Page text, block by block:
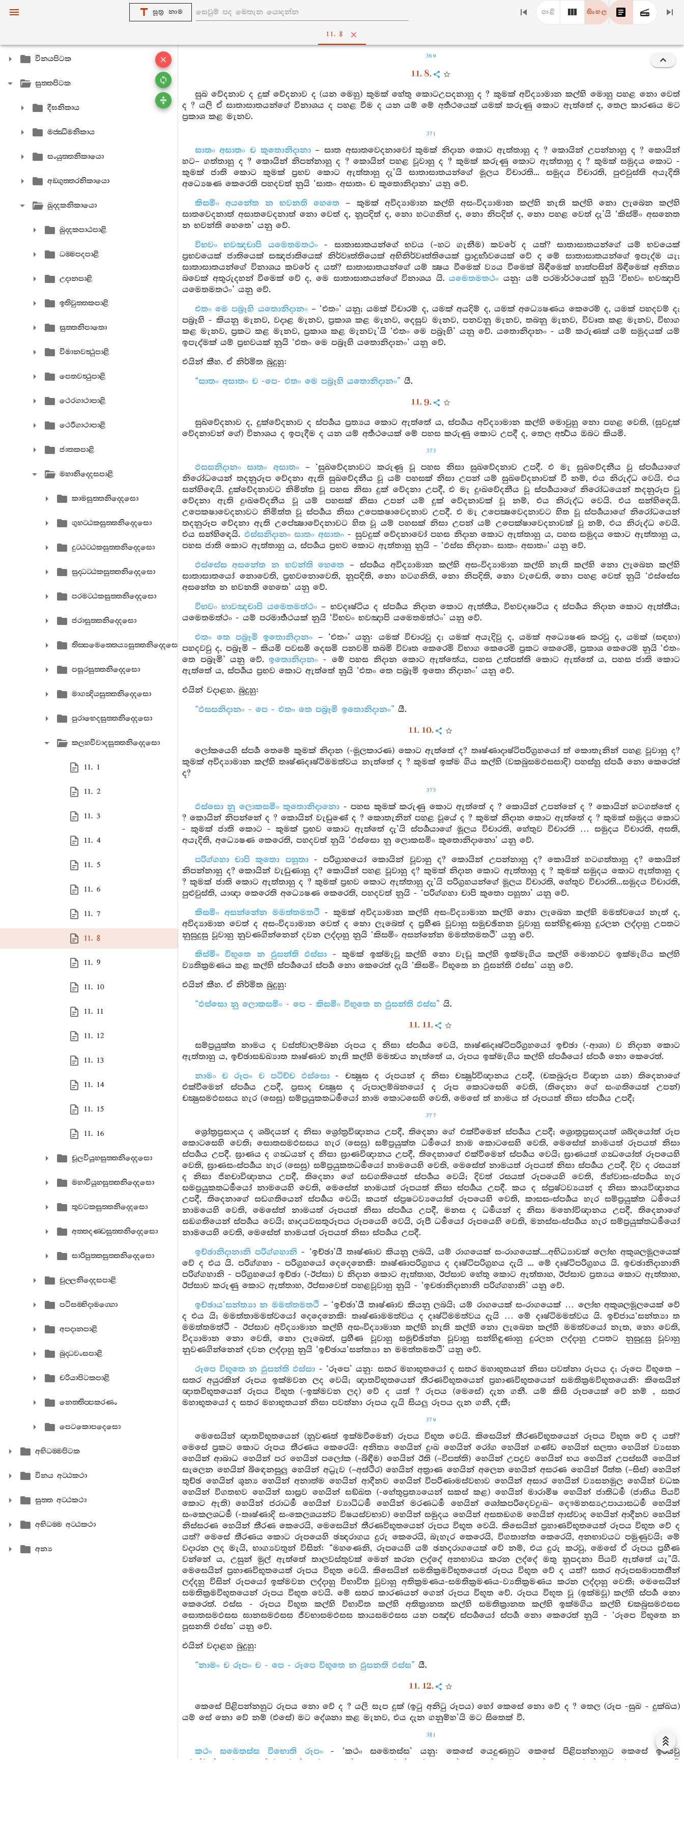
සූත්‍ර නාම පාළි සිංහල
11. 8
විනයපිටක
සුත‍්තපිටක
දීඝනිකාය
මජ‍්ඣිමනිකාය
සංයුත‍්තනිකායො
අඞ‍්ගුත‍්තරනිකායො
ඛුද‍්දකනිකායො
ඛුද‍්දකපාඨපාළි
ධම‍්මපදපාළි
උදානපාළි
ඉතිවුත‍්තකපාළි
සුත‍්තනිපාතො
විමානවත්‍ථුපාළි
පෙතවත්‍ථුපාළි
ථෙරගාථාපාළි
ථෙරීගාථාපාළි
ජාතකපාළි
මහානිද‍්දෙසපාළි
කාමසුත‍්තනිද‍්දෙසො
ගුහට‍්ඨකසුත‍්තනිද‍්දෙසො
දුට‍්ඨට‍්ඨකසුත‍්තනිද‍්දෙසො
සුද‍්ධට‍්ඨකසුත‍්තනිද‍්දෙසො
පරමට‍්ඨකසුත‍්තනිද‍්දෙසො
ජරාසුත‍්තනිද‍්දෙසො
තිස‍්සමෙත‍්තෙය්‍යසුත‍්තනිද‍්දෙසො
පසූරසුත‍්තනිද‍්දෙසො
මාගන්‍දියසුත‍්තනිද‍්දෙසො
පුරාභෙදසුත‍්තනිද‍්දෙසො
කලහවිවාදසුත‍්තනිද‍්දෙසො
11. 1
11. 2
11. 3
11. 4
11. 5
11. 6
11. 7
11. 8
11. 9
11. 10
11. 11
11. 12
11. 13
11. 14
11. 15
11. 16
චූලවියූහසුත‍්තනිද‍්දෙසො
මහාවියූහසුත‍්තනිද‍්දෙසො
තුවටකසුත‍්තනිද‍්දෙසො
අත‍්තදණ‍්ඩසුත‍්තනිද‍්දෙසො
සාරිපුත‍්තසුත‍්තනිද‍්දෙසො
චුල‍්ලනිද‍්දෙසපාළි
පටිසම‍්භිදාමග‍්ගො
අපදානපාළි
බුද‍්ධවංසපාළි
චරියාපිටකපාළි
නෙත‍්තිප‍්පකරණං
පෙටකොපදෙසො
අභිධම‍්මපිටක
විනය අට‍්ඨකථා
සුත‍්ත අට‍්ඨකථා
අභිධම‍්ම අට‍්ඨකථා
අන්‍ය
369
11. 8.
සුඛ වේදනාව ද දුක් වේදනාව ද (යන මෙහු) කුමක් හේතු කොටඋපදනාහු ද ? කුමක් අවිද්‍යාමාන කල්හි මොහු පහළ නො වෙත්
ද ? යලි ඒ සාතාසාතයන්ගේ විනාශය ද පහළ වීම ද යන යම් මේ අර්‍තථයෙක් යමක් කරුණු කොට ඇත්තේ ද, තෙල කාරණය මට
ප්‍රකාශ කළ මැනව.
371
සාතං අසාතං ච කුතොනිදානා– සාත අසාතවෙදනාවෝ කුමක් නිදාන කොට ඇත්තාහු ද ? කොයින් උපන්නාහු ද ? කොයින්
හට– ගත්තාහු ද ? කොයින් නිපන්නාහු ද ? කොයින් පහළ වූවාහු ද ? කුමක් කරුණු කොට ඇත්තාහු ද ? කුමක් සමුදය කොට -
කුමක් ජාති කොට කුමක් ප්‍රභව කොට ඇත්තාහු දැ’යි සාතාසාතයන්ගේ මූලය විචාරති... සමුදය විචාරති, පුළුවුස්ති අයැදිති
අධ්‍යෙෂණ කෙරෙති පහදවත් නුයි ‘සාතං අසාතං ච කුතොනිදානා’ යනු වේ.
කිසමිං අයනේත න භවනති හෙතෙ – කුමක් අවිද්‍යාමාන කල්හි අසංවිද්‍යාමාන කල්හි නැති කල්හි නො ලැබෙන කල්හි
සාතවෙදනාත් අසාතවෙදනාත් නො වෙත් ද, නූපදිත් ද, නො හටගනිත් ද, නො නිපදිත් ද, නො පහළ වෙත් දැ’යි ‘කිස්මිං අසනෙත
න භවන්ති හෙතෙ’ යනු වේ.
විභවං භවඤචාපි යමෙතමතථං- සාතාසාතයන්ගේ භවය (–හට ගැනීම) කවරේ ද යත්? සාතාසාතයන්ගේ යම් භවයෙක්
ප්‍රභවයෙක් ජාතියෙක් සඤජාතියෙක් නිර්වෘත්තියෙක් අභිනිර්වෘත්තියෙක් ප්‍රාදුර්‍භාවයෙක් වේ ද මේ සාතාසාතයන්ගේ ඉපැද්ම යැ;
සාතාසාතයන්ගේ විනාශය කවරේ ද යත්? සාතාසාතයන්ගේ යම් ක්‍ෂය වීමෙක් ව්‍යය වීමෙක් බිඳීමෙක් හාත්පසින් බිඳීමෙක් අනිත්‍ය
බවෙක් අතුරුදහන් වීමෙක් වේ ද, මෙ සාතාසාතයන්ගේ විනාශය යි.යමෙතමතථං යනු: යම් පරමාර්ථයෙක් නුයි ‘විභවං භවඤාපි
යමෙතමතථං’ යනු වේ.
එතං මෙ පබ්‍රෑහි යතොනිදානං– ‘එතං’ යනු; යමක් විචාරම් ද, යමක් අයදිම් ද, යමක් අධ්‍යෙෂණය කෙරෙම් ද, යමක් පහදවම් ද;
පබ්‍රෑහි - කියනු මැනව, වදාළ මැනව, ප්‍රකාශ කළ මැනව, දෙසුව මැනව, පනවනු මැනව, තබනු මැනව, විවෘත කළ මැනව, විභාග
කළ මැනව, ප්‍රකට කළ මැනව, ප්‍රකාශ කළ මැනවැ’යි ‘එතං මෙ පබ්‍රෑහි’ යනු වේ. යතොනිදානං - යම් කරුණක් යම් සමුදයක් යම්
ඉපැද්මක් යම් ප්‍රභවයක් නුයි ‘එතං මෙ පබ්‍රෑහි යතොනිදානං’ යනු වේ.
එයින් කීහ. ඒ නිර්මිත බුදුහු:
“සාතං අසාතං ච -පෙ- එතං මෙ පබ්‍රෑහි යතොනිදානං” යී.
11. 9.
සුඛවේදනාව ද, දුක්වේදනාව ද ස්පර්‍ශය ප්‍රත්‍යය කොට ඇත්තේ ය, ස්පර්‍ශය අවිද්‍යාමාන කල්හි මොවුහු නො පහළ වෙති, (සුවදුක්
වේදනාවන් ගේ) විනාශය ද ඉපැදීම ද යන යම් අර්‍තථයෙක් මේ පහස කරුණු කොට උපදී ද, තෙල අර්‍ත්‍ථය ඔබට කියමි.
373
ඵසසනිදානං සාතං අසාතං – ‘සුඛවේදනාවට කරුණු වූ පහස නිසා සුඛවේදනාව උපදී. එ මැ සුඛවේදනීය වූ ස්පර්‍ශයාගේ
නිරෝධයෙන් තදනුරූප වේදනා ඇති සුඛවේදනීය වූ යම් පහසක් නිසා උපන් යම් සුඛවේදනාවක් වී නම්, එය නිරුද්ධ වෙයි. එය
සන්හිඳෙයි. දුක්වේදනාවට නිමිත්ත වූ පහස නිසා දුක් වේදනා උපදී, එ මැ දුඃඛවේදනීය වූ ස්පර්‍ශයාගේ නිරෝධයෙන් තදනුරූප වූ
වේදනා ඇති දුඃඛවේදනීය වූ යම් පහසක් නිසා උපන් යම් දුක් වේදනාවක් වූ නම්, එය නිරුද්ධ වෙයි. එය සන්හිඳෙයි.
උපෙකෂාවෙදනාවට නිමිත්ත වූ ස්පර්‍ශය නිසා උපෙකෂාවෙදනාව උපදී. එ මැ උපෙක්‍ෂවෙදනාවට හිත වූ ස්පර්‍ශයාගේ නිරෝධයෙන්
තදනුරූප වේදනා ඇති උපේක්‍ෂාවේදනාවට හිත වූ යම් පහසක් නිසා උපන් යම් උපෙක්ෂාවෙදනාවක් වූ නම්, එය නිරුද්ධ වෙයි.
එය සන්හිඳෙයි. ඵස්සනිදානං සාතං අසාතං - සුවදුක් වේදනාවෝ පහස නිදාන කොට ඇත්තාහු ය, පහස සමුදය කොට ඇත්තාහු ය,
පහස ජාති කොට ඇත්තාහු ය, ස්පර්‍ශය ප්‍රභව කොට ඇත්තාහු නුයි – ‘ඵස්ස නිදානං සාතං අසාතං’ යනු වේ.
ඵස්සේස අසනේත න භවන්ති හෙතෙ – ස්පර්‍ශය අවිද්‍යාමාන කල්හි අසංවිද්‍යාමාන කල්හි නැති කල්හි නො ලැබෙන කල්හි
සාතාසාතයෝ නොවෙති, ප්‍රභවනොවෙති, නූපදිති, නො හටගනිති, නො නිපදිති, නො වැඩෙති, නො පහළ වෙත් නුයි ‘ඵස්සේස
අසනේත න භවනති හෙතෙ’ යනු වේ.
විභවං භාවඤචාපි යමෙතමත්ථං– භවදෘෂ්ටිය ද ස්පර්‍ශය නිදාන කොට ඇත්තීය, විභවදෘෂටිය ද ස්පර්‍ශය නිදාන කොට ඇත්තීය;
යමෙතමත්ථං - යම් පරමාර්‍තථයක් නුයි ‘විභවං භවඤාපි යමෙතමත්ථං’ යනු වේ.
එතං තෙ පබ්‍රෑමි ඉතොනිදානං – ‘එතං’ යනු: යමක් විචාරවු ද; යමක් අයැදිවු ද, යමක් අධ්‍යෙෂණ කරවු ද, යමක් (සඳහා)
පහදවවු ද, පබ්‍රෑමි – කියමි පවසමි දෙසමි පනවමි තබමි විවෘත කෙරෙමි විභාග කෙරෙමි ප්‍රකට කෙරෙමි, ප්‍රකාශ කෙරෙම් නුයි ‘එතං
තෙ පබ්‍රෑමි’ යනු වේ.ඉතොනිදානං - මේ පහස නිදාන කොට ඇත්තේය, පහස උත්පත්ති කොට ඇත්තේ ය, පහස ජාති කොට
ඇත්තේ ය, ස්පර්‍ශය ප්‍රභව කොට ඇත්තේ නුයි ‘එතං තෙ පබ්‍රෑමි ඉතො නිදානං’ යනු වේ.
එයින් වදාළහ. බුදුහු:
“ඵසසනිදානං - පෙ - එතං තෙ පබ්‍රෑමි ඉතොනිදානං” යී.
11. 10.
ලෝකයෙහි ස්පර්‍ශ තෙමේ කුමක් නිදාන (-මූලකාරණ) කොට ඇත්තේ ද? තෘෂ්ණාදාෂ්ටිපරිග්‍රහයෝ ත් කොතැනින් පහළ වූවාහු ද?
කුමක් අවිද්‍යාමාන කල්හි තෘෂ්ණදෘෂ්ටිමමත්වය නැත්තේ ද ? කුමක් ඉක්ම ගිය කල්හි (වකබුසමඵසසාදි) පහස්හු ස්පර්‍ශ නො කෙරෙත්
ද?
375
ඵස්සො නු ලොකසමිං කුතොනිදානො - පහස කුමක් කරුණු කොට ඇත්තේ ද ? කොයින් උපන්නේ ද ? කොයින් හටගත්තේ ද
? කොයින් නිපන්නේ ද ? කොයින් වැඩුණේ ද ? කොතැනින් පහළ වූයේ ද ? කුමක් නිදාන කොට ඇත්තේ ද ? කුමක් සමුදය කොට
- කුමක් ජාති කොට - කුමක් ප්‍රභව කොට ඇත්තේ දැ’යි ස්පර්‍ශයාගේ මූලය විචාරති, හේතුව විචාරති … සමුදය විචාරති, අසති,
අයැදිති, අධ්‍යෙෂණ කෙරෙති, පහදවත් නුයි ‘ඵස්සො නු ලොකසමිං කුතොනිදානො’ යනු වේ.
පරිග්ගහා චාපි කුතො පහූතා- පරිග්‍රාහයෝ කොයින් වූවාහු ද? කොයින් උපන්නාහු ද? කොයින් හටගත්තාහු ද? කොයින්
නිපන්නාහු ද? කොයින් වැඩුණාහු ද? කොයින් පහළ වූවාහු ද? කුමක් නිදාන කොට ඇත්තාහු ද ? කුමක් සමුදය කොට ඇත්තාහු ද
? කුමක් ජාති කොට ඇත්තාහු ද ? කුමක් ප්‍රභව කොට ඇත්තාහු දැ’යි පරිග්‍රහයන්ගේ මූලය විචාරති, හේතුව විචාරති...සමුදය විචාරති,
පුළුවුස්ති, යාඥා කෙරෙති අධ්‍යෙෂණ කෙරෙති, පහදවත් නුයි - ‘පරිග්ගහා චාපි කුතො පහූතා’ යනු වේ.
කිසමිං අසන්නේන මමත්තමතථි- කුමක් අවිද්‍යාමාන කල්හි අසංවිද්‍යාමාන කල්හි නො ලැබෙන කල්හි මමත්වයෝ නැත් ද,
අවිද්‍යාමාන වෙත් ද අසංවිද්‍යාමාන වෙත් ද නො ලැබෙත් ද ප්‍රහීණ වූවාහු සමුචඡිනන වූවාහු සන්හිඳුණාහු දුරලන ලද්දාහු උපතට
නුසුදුසු වූවාහු නුවණගින්නෙන් දවන ලද්දාහු නුයි ‘කිසමිං අසන්නේන මමත්තමතථි’ යනු වේ.
කිස්මිං විභුතෙ න ඵුසන්ති ඵස්සා - කුමක් ඉක්මැවූ කල්හි නො වැඩූ කල්හි ඉක්මැගිය කල්හි මොනවට ඉක්මැගිය කල්හි
ව්‍යතික්‍රමණය කළ කල්හි ස්පර්‍ශයෝ ස්පර්‍ශ නො කෙරෙත් දැයි ‘කිසමිං විභූතෙ න ඵුසන්ති ඵස්ස’ යනු වේ.
එයින් කීහ. ඒ නිර්මිත බුදුහු:
“ඵස්සො නු ලොකසමිං - පෙ - කිසමිං විභුතෙ න ඵුසන්ති ඵස්ස” යි.
11. 11.
සම්ප්‍රයුක්ත නාමය ද වස්ත්වාලම්බන රූපය ද නිසා ස්පර්‍ශය වෙයි, තෘෂ්ණදෘෂ්ටිපරිග්‍රහයෝ ඉච්ඡා (-ආශා) ව නිදාන කොට
ඇත්තාහු ය, ඉච්ඡාසඞඛ්‍යාත තෘෂ්ණාව නැති කල්හි මමත්‍වය නැත්තේ ය, රූපය ඉක්මැගිය කල්හි ස්පර්‍ශයෝ ස්පර්‍ශ නො කෙරෙත්.
නාමං ච රූපං ච පටිච්ච ඵස්සො- චක්‍ෂුස ද රූපයන් ද නිසා චක්‍ෂුර්විඥානය උපදී, (චකබුරූප විඥාන යන) තිදෙනාගේ
එක්වීමෙන් ස්පර්‍ශය උපදී, ප්‍රසාද චක්‍ෂුස ද රූපාලම්බනයෝ ද රූප කොටසෙහි වෙති, (තිදෙනා ගේ සංගතියෙත් උපන්)
චක්‍ෂුසමඵසසය හැර (සෙසු) සම්ප්‍රයුකතධර්‍මයෝ නාම කොටසෙහි වෙති, මෙසේ ත් නාමය ත් රූපයත් නිසා ස්පර්‍ශය උපදී;
377
ශ්‍රෝත්‍රප්‍රසාදය ද ශබ්දයන් ද නිසා ශ්‍රෝත්‍රවිඥානය උපදී, තිදෙනා ගේ එක්වීමෙන් ස්පර්‍ශය උපදී; ශ්‍රොත්‍රප්‍රසාදයත් ශබ්දයෝත් රූප
කොටසෙහි වෙති; සොතසමඵසසය හැර (සෙසු) සම්ප්‍රයුක්ත ධර්‍මයෝ නාම කොටසෙහි වෙති, මෙසේත් නාමයත් රූපයත් නිසා
ස්පර්‍ශය උපදී. ඝ්‍රාණය ද ගන්‍ධයන් ද නිසා ඝ්‍රාණවිඥානය උපදී, තිදෙනාගේ එක්වීමෙන් ස්පර්‍ශය වෙයි; ඝ්‍රාණයත් ගන්‍ධයෝත් රූපයෙහි
වෙති, ඝ්‍රාණසංස්පර්‍ශය හැර (සෙසු) සම්ප්‍රයුකතධර්‍මයෝ නාමයෙහි වෙති, මෙසේත් නාමයත් රූපයත් නිසා ස්පර්‍ශය උපදී. දිව ද රසයන්
ද නිසා ජිහචාවිඥානය උපදී, තිදෙනා ගේ සඩගතියෙත් ස්පර්‍ශය වෙයි; දිවත් රසයත් රූපයෙහි වෙති, ජිහ්වාසංස්පර්‍ශය හැර
සමප්‍රයුකතධර්‍මයෝ නාමයෙහි වෙති, මෙසේත් නාමයත් රූපයත් නිසා ස්පර්‍ශය උපදී. කය ද ස්ප්‍රෂ්ටව්‍යයන් ද නිසා කායවිඥානය
උපදී, තිදෙනාගේ සඩගතියෙන් ස්පර්‍ශය වෙයි; කයත් ස්ප්‍රෂටව්‍යයෝත් රූපයෙහි වෙති, කාසසංස්පර්‍ශය හැර සම්ප්‍රයුක්ත ධර්‍මයෝ
නාමයෙහි වෙති, මෙසේත් නාමයත් රූපයත් නිසා ස්පර්‍ශය උපදී, මනස ද ධර්‍මයන් ද නිසා මනෝවිඥානය උපදී, තිදෙනාගේ
සඞගතියෙන් ස්පර්‍ශය වෙයි; හෘදයවසතුරූපය රූපයෙහි වෙයි, රූපී ධර්‍මයෝ රූපයෙහි වෙති, මනස්සංස්පර්‍ශය හැර සම්ප්‍රයුක්තධර්‍මයෝ
නාමයෙහි වෙති, මෙසේත් නාමයත් රූපයත් නිසා ස්පර්‍ශය උපදී.
ඉච්ඡානිදානානි පරිග්ගහානි - ‘ඉච්ඡා’යී තෘෂ්ණාව කියනු ලබයි, යම් රාගයෙක් සංරාගයෙක්....අභිධ්‍යාවක් ලෝභ අකුශලමූලයෙක්
වේ ද එය යි. පරිග්ගහා - පරිග්‍රහයෝ දෙදෙනෙකි: තෘෂ්ණාපරිග්‍රහය ද දෘෂ්ටිපරිග්‍රහය දැයි ... මේ දෘෂ්ටිපරිග්‍රහය යි. ඉචඡානිදානානි
පරිග්ගහානි - පරිග්‍රහයෝ ඉච්ඡා (-ඊප්සා) ව නිදාන කොට ඇත්තාහ, ඊප්සාව හේතු කොට ඇත්තාහ, ඊප්සාව ප්‍රත්‍යය කොට ඇත්තාහ,
ඊප්සාව කරුණු කොට ඇත්තාහ, ඊප්සාවෙත් පහළවූවාහු නුයි - ‘ඉචඡානිදානානි පරිග්ගහානි’ යනු වේ.
ඉච්ඡාය‘සන්ත්‍යා න මමත්තමතථි– ‘ඉච්ඡා’යී තෘෂ්ණාව කියනු ලබයි; යම් රාගයෙක් සංරාගයෙක් … ලෝභ අකුශලමූලයෙක් වේ
ද එය යි; මමත්තාමමත්වයෝ දෙදෙනෙකි: තෘෂ්ණාමමත්වය ද දෘෂ්ටිමමත්වය දැයි … මේ දෘෂ්ටිමමත්වය යි. ඉච්ජාය‘සන්ත්‍යා ත
මමත්තමත්ථි - ඊප්සාව අවිද්‍යාමාන කල්හි අසංවිද්‍යාමාන කල්හි නැති කල්හි නො ලැබෙන කල්හි මමත්වයෝ නැත, නො වෙති,
විද්‍යාමාන නො වෙති, නො ලැබෙත්, ප්‍රහීණ වූවාහු සමුච්ඡින්න වූවාහු සන්හිඳුණාහු දුරලන ලද්දාහු උපතට නුසුදුසු වූවාහු
නුවණගින්නෙන් දවන ලද්දාහු නුයි ‘ඉච්ඡාය‘සන්ත්‍යා න මමත්තමතථි’ යනු වේ.
රූපෙ විභූතෙ න ඵුසන්ති ඵස්සා - ‘රූපෙ’ යනු: සතර මහාභූතයෝ ද සතර මහාභූතයන් නිසා පවත්නා රූපය ද; රූපෙ විභූතෙ –
සතර අයුරකින් රූපය ඉක්මවන ලද වෙයි; ඥාතවිභූතයෙන් තීරණවිභූතයෙන් ප්‍රහාණවිභූතයෙන් සමතික්‍රමවිභූතයෙනි: කිසෙයින්
ඥාතවිභූතයෙන් රූපය විභූත (-ඉක්මවන ලද) වේ ද යත් ? රූපය (මෙසේ) දැන ගනී. යම් කිසි රූපයෙක් වේ නම් , සතර
මහාභූතයෝ ද සතර මහාභූතයන් නිසා පවත්නා රූපය දැයි සියලු රූපය දැන ගනී, දකී;
379
මෙසෙයින් ඥාතවිභූතයෙන් (නූවණත් ඉක්මවීමෙන්) රූපය විභූත වෙයි. කිසෙයින් තීරණවිභූතයෙන් රූපය විභූත වේ ද යත්?
මෙසේ ප්‍රකට කොට රූපය තීරණය කෙරෙයි: අනිත්‍ය හෙයින් දුඃඛ හෙයින් රෝග හෙයින් ගණ්ඩ හෙයින් සලතා හෙයින් ව්‍යසන
හෙයින් ආබාධ හෙයින් පර හෙයින් පලෝක (-බිඳීම) හෙයින් ඊති (–විපත්ති) හෙයින් උපද්‍රව හෙයින් භය හෙයින් උපස්සගී හෙයින්
සැලෙන හෙයින් බිඳෙනසුලු හෙයින් අධ්‍රැව (–අස්ථිර) හෙයින් අත්‍රාණ හෙයින් අලෙන හෙයින් අසරණ හෙයින් රිත්ත (–සිස්) හෙයින්
තුච්ඡ හෙයින් ශූන්‍ය හෙයින් අනාත්ම හෙයින් ආදීනව හෙයින් විපරිණාමස්වභාව හෙයින් අසාර හෙයින් ව්‍යසනමුල හෙයින් වධක
හෙයින් විගතභව හෙයින් සාස්‍රව හෙයින් සඞ්ඛත (-හේතුප්‍රත්‍යයෙන් සකස් කළ) හෙයින් මාරාමිෂ හෙයින් ජාතිධර්‍ම (ජාතිය පියවි
කොට ඇති) හෙයින් ජරාධර්‍ම හෙයින් ව්‍යාධිධර්‍ම හෙයින් මරණධර්‍ම හෙයින් ශෝකපරිදෙවදුඃඛ– දෞමනස්‍යඋපායාසධර්‍ම හෙයින්
සංකෙලශධර්‍ම (-තෘෂ්ණාදි සංකෙලශයන්ට විෂයස්වභාව) හෙයින් සමුදය හෙයින් අසතඞගම හෙයින් ආස්වාද හෙයින් ආදීනව හෙයින්
නිස්සරණ හෙයින් තීරණ කෙරෙයි, මෙසෙයින් තීරණවිභූතයෙන් රූපය විභූත වෙයි. කිසෙයින් ප්‍රහාණවිභූතයෙත් රූපය විභූත වේ ද
යත්? මෙසේ තීරණය කොට රූපයෙහි ඡන්‍දරාගය දුරු කෙරෙයි, බැහැර කෙරෙයි, විගතාන්ත කෙරෙයි, අනභාවයට පමුණුවයි; මේ
වදාරන ලද මැයි, භාග්‍යවතුන් විසින්: “මහණෙනි, රූපයෙහි යම් ඡනදරාගයෙක් වේ නම්, එය දුරු කරවු, මෙසේ ඒ රූපය ප්‍රහීණ
වන්නේ ය, උසුන් මුල් ඇත්තේ තාලවස්තුවක් මෙන් කරන ලද්දේ අනභාවය කරන ලද්දේ මතු නූපදනා පියවි ඇත්තේ යැ”යි.
මෙසෙයින් ප්‍රහාණවිභූතයෙත් රූපය විභූත වෙයි. කිසෙයින් සමතික්‍රමවිභූතයෙත් රූපය විභූත වේ ද යත්? සතර අරූපසමාපතතීන්
ලද්දහු විසින් රූපයෝ ඉක්මවන ලද්දාහු විභාවිත වූවාහු අතික්‍රමණය-සමතික්‍රමණය-ව්‍යතික්‍රමණය කරන ලද්දාහු වෙති; මෙසෙයින්
සමතික්‍රමවිභූතයෙන් රූපය විභූත වෙයි. මේ සතර කාරණයන් ගෙන් රූපය විභූත වේ. රූපය විභූත වූ (ඉක්මවූ) කල්හි ස්පර්‍ශ නො
කෙරෙත්. ඵස්ස - රූපය විභූත කල්හි විභාවිත කල්හි අතික්‍රානත කල්හි සමතික්‍රානත කල්හි ඉක්මගිය කල්හි චකබුසමඵසස
සොතසමඵසස ඝානසමඵසස ජීවභාසමඵසස කායසමඵසස යන පඤ්ච ස්පර්‍ශයෝ ස්පර්‍ශ නො කෙරෙත් නුයි - ‘රූපෙ විභූතෙ න
පූසනති ඵස්ස’ යනු වේ.
එයින් වදාළහ බුදුහු:
“නාමං ච රූපං ච - පෙ - රූපෙ විභූතෙ න ඵුසනති ඵස්ස” යී.
11. 12.
කෙසේ පිළිපන්නහුට රූපය නො වේ ද ? යලි සැප දුක් (ඉටු අනිටු රූපය) හෝ කෙසේ නො වේ ද ? තෙල (රූප -සුඛ - දුක්ඛය)
යම් සේ නො වේ නම් (එසේ) මට දේශනා කළ මැනව, එය දැන ගනුම්හ’යි මට සිතෙක් වී.
381
කථං සමෙතස්ස විභොති රූපං- ‘කථං සමෙතස්ස’ යනු: කෙසේ යෙදුණහුට කෙසේ පිළිපන්නාහුට කෙසේ ඉරියවු
පවත්වන්නහුට කෙසේ වැටෙන්නහුට කෙසේ පාලනය වන්නහුට කෙසේ යැපෙන්නහුට කෙසේ යපනය වන්නහුට රූපය නො වේ